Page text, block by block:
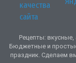
Рецепты: вкусные,
Бюджетные и
праздник. Сделаем